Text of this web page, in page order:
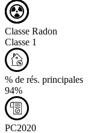
Classe Radon
Classe 1
% de rés. principales
94%
PC2020